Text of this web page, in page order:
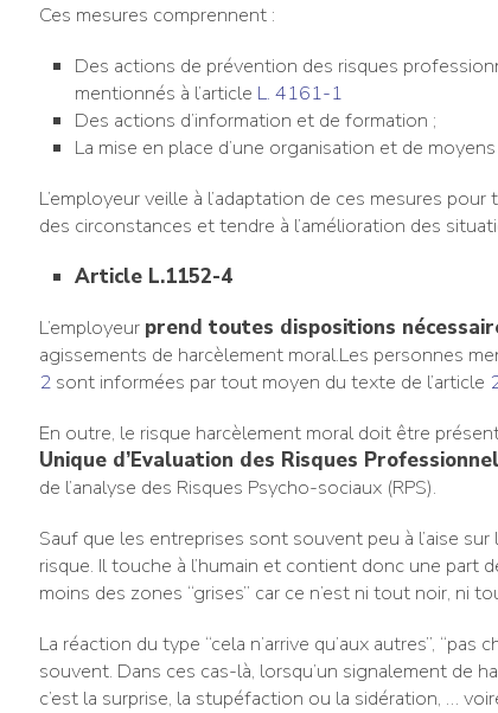
Ces mesures comprennent :
Des actions de prévention des risques
mentionnés à l’article L. 4161-1
Des actions d’information et de formation ;
La mise en place d’une organisation et de
L’employeur veille à l’adaptation de ces mesures
des circonstances et tendre à l’amélioration des
Article L.1152-4
L’employeur prend toutes dispositions
agissements de harcèlement moral.Les personnes
2 sont informées par tout moyen du texte de l’article
En outre, le risque harcèlement moral doit être
Unique d’Evaluation des Risques
de l’analyse des Risques Psycho-sociaux (RPS).
Sauf que les entreprises sont souvent peu à l’aise sur
risque. Il touche à l’humain et contient donc une part
moins des zones “grises” car ce n’est ni tout noir, ni
La réaction du type “cela n’arrive qu’aux autres”, “pas
souvent. Dans ces cas-là, lorsqu’un signalement de
c’est la surprise, la stupéfaction ou la sidération, …